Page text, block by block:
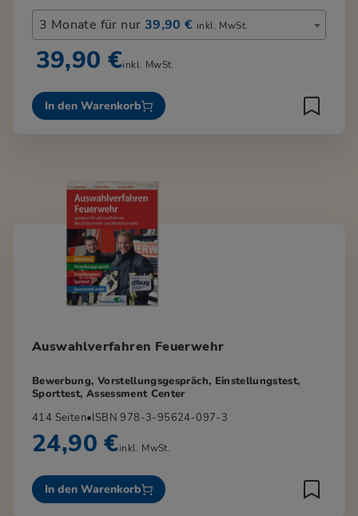
3 Monate für nur 39,90 € inkl. MwSt.
39,90 €inkl. MwSt.
In den Warenkorb
Auswahlverfahren Feuerwehr
Bewerbung, Vorstellungsgespräch, Einstellungstest,
Sporttest, Assessment Center
414 Seiten•ISBN 978-3-95624-097-3
24,90 €inkl. MwSt.
In den Warenkorb